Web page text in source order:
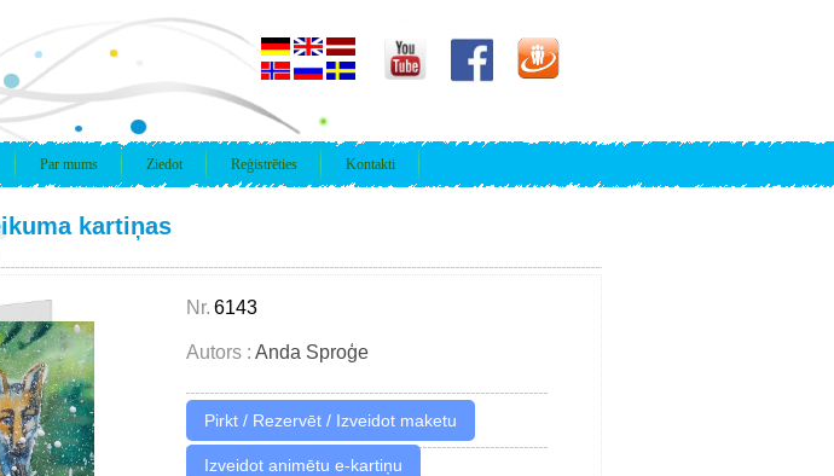
Par mums Ziedot Reģistrēties Kontakti
kartiņas
Nr. 6143
Autors : Anda Sproģe
Izveidot animētu e-kartiņu